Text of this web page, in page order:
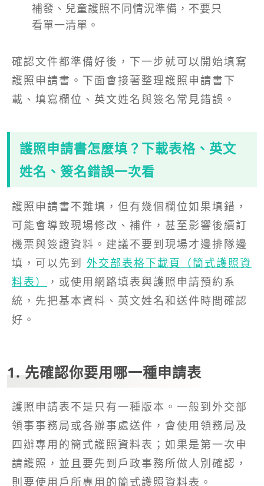
補發、兒童護照不同情況準備，不要只
看單一清單。
確認文件都準備好後，下一步就可以開始填寫
護照申請書。下面會接著整理護照申請書下
載、填寫欄位、英文姓名與簽名常見錯誤。
護照申請書怎麼填？下載表格、英文
姓名、簽名錯誤一次看
護照申請書不難填，但有幾個欄位如果填錯，
可能會導致現場修改、補件，甚至影響後續訂
機票與簽證資料。建議不要到現場才邊排隊邊
填，可以先到 外交部表格下載頁（簡式護照資
料表）
，或使用網路填表與護照申請預約系
統，先把基本資料、英文姓名和送件時間確認
好。
1. 先確認你要用哪一種申請表
護照申請表不是只有一種版本。一般到外交部
領事事務局或各辦事處送件，會使用領務局及
四辦專用的簡式護照資料表；如果是第一次申
請護照，並且要先到戶政事務所做人別確認，
則要使用戶所專用的簡式護照資料表。